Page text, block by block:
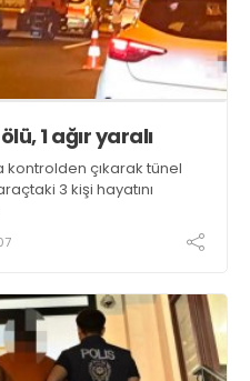
1 ağır yaralı
kontrolden çıkarak tünel
3 kişi hayatını